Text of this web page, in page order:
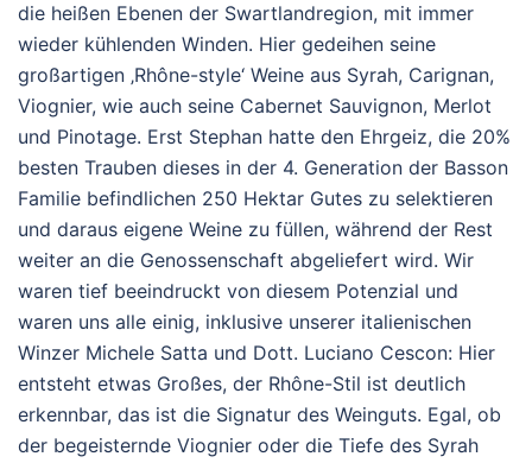
die heißen Ebenen der Swartlandregion, mit immer
wieder kühlenden Winden. Hier gedeihen seine
großartigen ‚Rhône-style‘ Weine aus Syrah, Carignan,
Viognier, wie auch seine Cabernet Sauvignon, Merlot
und Pinotage. Erst Stephan hatte den Ehrgeiz, die 20%
besten Trauben dieses in der 4. Generation der Basson
Familie befindlichen 250 Hektar Gutes zu selektieren
und daraus eigene Weine zu füllen, während der Rest
weiter an die Genossenschaft abgeliefert wird. Wir
waren tief beeindruckt von diesem Potenzial und
waren uns alle einig, inklusive unserer italienischen
Winzer Michele Satta und Dott. Luciano Cescon: Hier
entsteht etwas Großes, der Rhône-Stil ist deutlich
erkennbar, das ist die Signatur des Weinguts. Egal, ob
der begeisternde Viognier oder die Tiefe des Syrah